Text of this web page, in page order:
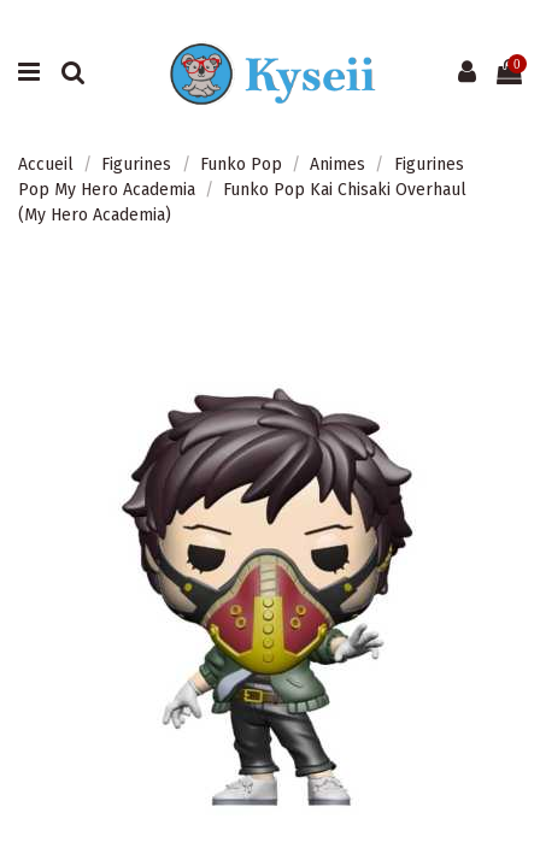
0
Accueil Figurines Funko Pop Animes
Figurines
Pop My Hero Academia
Funko Pop Kai Chisaki Overhaul
(My Hero Academia)